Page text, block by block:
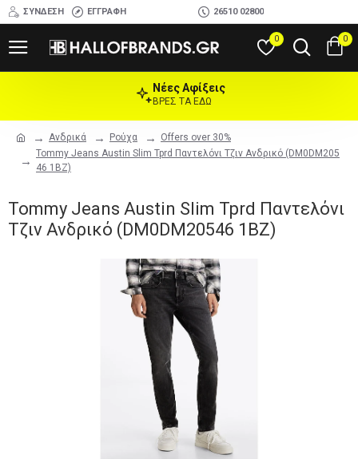
ΣΎΝΔΕΣΗ ΕΓΓΡΑΦΉ 26510 02800
0 0
Ανδρικά Ρούχα
Offers over 30%
Tommy Jeans Austin Slim Tprd Παντελόνι Τζιν Ανδρικό (DM0DM205
46 1BZ)
Νέες Αφίξεις
ΒΡΕΣ ΤΑ ΕΔΩ
Tommy Jeans Austin Slim Tprd Παντελόνι
Τζιν Ανδρικό (DM0DM20546 1BZ)